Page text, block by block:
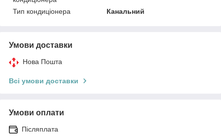
Тип кондиціонера Канальний
Умови доставки
Нова Пошта
Всі умови доставки
Умови оплати
Післяплата